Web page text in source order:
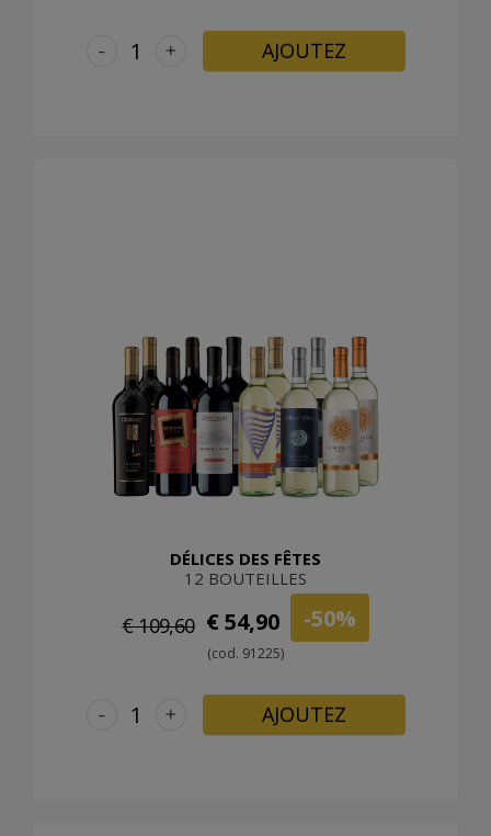
+
- AJOUTEZ
DÉLICES DES FÊTES
12 BOUTEILLES
€ 109,60 € 54,90 -50%
(cod. 91225)
+
- AJOUTEZ